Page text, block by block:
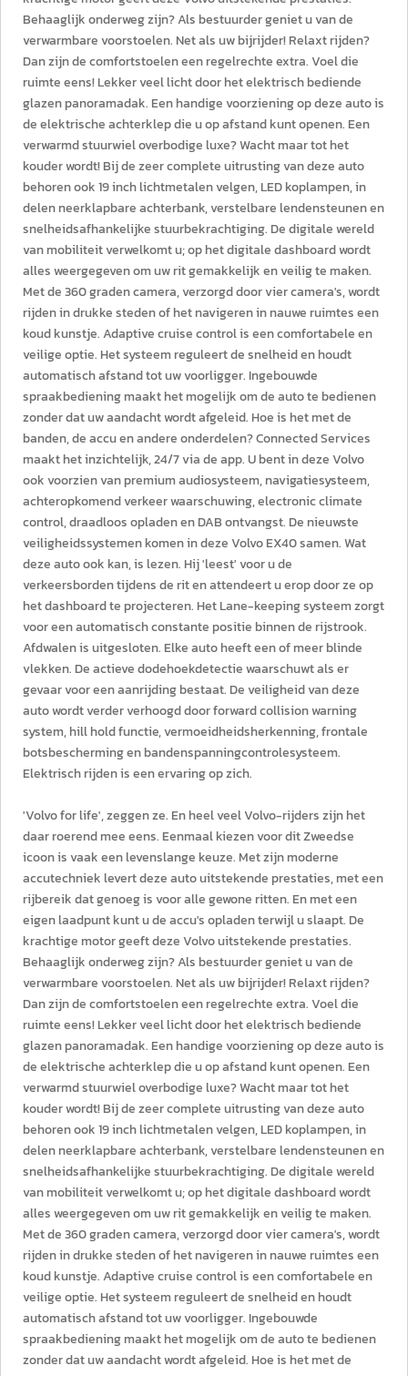
Behaaglijk onderweg zijn? Als bestuurder geniet u van de
verwarmbare voorstoelen. Net als uw bijrijder! Relaxt rijden?
Dan zijn de comfortstoelen een regelrechte extra. Voel die
ruimte eens! Lekker veel licht door het elektrisch bediende
glazen panoramadak. Een handige voorziening op deze auto is
de elektrische achterklep die u op afstand kunt openen. Een
verwarmd stuurwiel overbodige luxe? Wacht maar tot het
kouder wordt! Bij de zeer complete uitrusting van deze auto
behoren ook 19 inch lichtmetalen velgen, LED koplampen, in
delen neerklapbare achterbank, verstelbare lendensteunen en
snelheidsafhankelijke stuurbekrachtiging. De digitale wereld
van mobiliteit verwelkomt u; op het digitale dashboard wordt
alles weergegeven om uw rit gemakkelijk en veilig te maken.
Met de 360 graden camera, verzorgd door vier camera's, wordt
rijden in drukke steden of het navigeren in nauwe ruimtes een
koud kunstje. Adaptive cruise control is een comfortabele en
veilige optie. Het systeem reguleert de snelheid en houdt
automatisch afstand tot uw voorligger. Ingebouwde
spraakbediening maakt het mogelijk om de auto te bedienen
zonder dat uw aandacht wordt afgeleid. Hoe is het met de
banden, de accu en andere onderdelen? Connected Services
maakt het inzichtelijk, 24/7 via de app. U bent in deze Volvo
ook voorzien van premium audiosysteem, navigatiesysteem,
achteropkomend verkeer waarschuwing, electronic climate
control, draadloos opladen en DAB ontvangst. De nieuwste
veiligheidssystemen komen in deze Volvo EX40 samen. Wat
deze auto ook kan, is lezen. Hij 'leest' voor u de
verkeersborden tijdens de rit en attendeert u erop door ze op
het dashboard te projecteren. Het Lane-keeping systeem zorgt
voor een automatisch constante positie binnen de rijstrook.
Afdwalen is uitgesloten. Elke auto heeft een of meer blinde
vlekken. De actieve dodehoekdetectie waarschuwt als er
gevaar voor een aanrijding bestaat. De veiligheid van deze
auto wordt verder verhoogd door forward collision warning
system, hill hold functie, vermoeidheidsherkenning, frontale
botsbescherming en bandenspanningcontrolesysteem.
Elektrisch rijden is een ervaring op zich.
'Volvo for life', zeggen ze. En heel veel Volvo-rijders zijn het
daar roerend mee eens. Eenmaal kiezen voor dit Zweedse
icoon is vaak een levenslange keuze. Met zijn moderne
accutechniek levert deze auto uitstekende prestaties, met een
rijbereik dat genoeg is voor alle gewone ritten. En met een
eigen laadpunt kunt u de accu's opladen terwijl u slaapt. De
krachtige motor geeft deze Volvo uitstekende prestaties.
Behaaglijk onderweg zijn? Als bestuurder geniet u van de
verwarmbare voorstoelen. Net als uw bijrijder! Relaxt rijden?
Dan zijn de comfortstoelen een regelrechte extra. Voel die
ruimte eens! Lekker veel licht door het elektrisch bediende
glazen panoramadak. Een handige voorziening op deze auto is
de elektrische achterklep die u op afstand kunt openen. Een
verwarmd stuurwiel overbodige luxe? Wacht maar tot het
kouder wordt! Bij de zeer complete uitrusting van deze auto
behoren ook 19 inch lichtmetalen velgen, LED koplampen, in
delen neerklapbare achterbank, verstelbare lendensteunen en
snelheidsafhankelijke stuurbekrachtiging. De digitale wereld
van mobiliteit verwelkomt u; op het digitale dashboard wordt
alles weergegeven om uw rit gemakkelijk en veilig te maken.
Met de 360 graden camera, verzorgd door vier camera's, wordt
rijden in drukke steden of het navigeren in nauwe ruimtes een
koud kunstje. Adaptive cruise control is een comfortabele en
veilige optie. Het systeem reguleert de snelheid en houdt
automatisch afstand tot uw voorligger. Ingebouwde
spraakbediening maakt het mogelijk om de auto te bedienen
zonder dat uw aandacht wordt afgeleid. Hoe is het met de